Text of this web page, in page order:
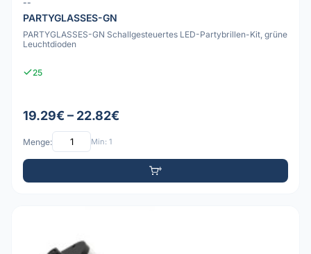
--
PARTYGLASSES-GN
PARTYGLASSES-GN Schallgesteuertes LED-Partybrillen-Kit, grüne
Leuchtdioden
25
19.29€ – 22.82€
Menge: Min: 1